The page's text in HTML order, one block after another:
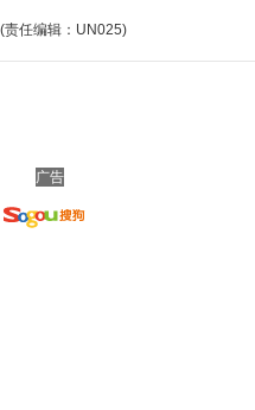
(责任编辑：UN025)
广告